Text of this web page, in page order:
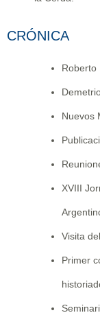
CRÓNICA
Roberto
Nuevos
XVIII
Visita
Primer